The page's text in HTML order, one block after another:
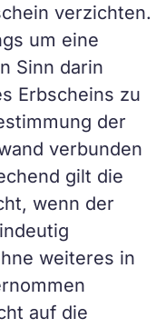
verzichten.
um eine
Sinn darin
Erbscheins zu
der
verbunden
gilt die
wenn der
weiteres in
auf die